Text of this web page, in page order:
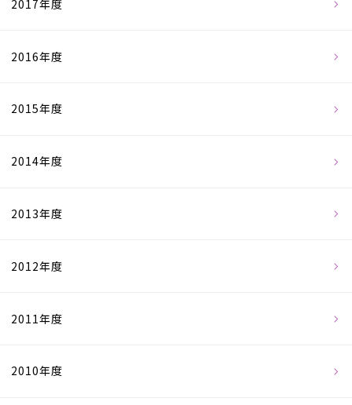
2017年度
2016年度
2015年度
2014年度
2013年度
2012年度
2011年度
2010年度